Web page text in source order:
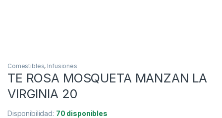
Comestibles, Infusiones
TE ROSA MOSQUETA MANZAN LA
VIRGINIA 20
Disponibilidad: 70 disponibles